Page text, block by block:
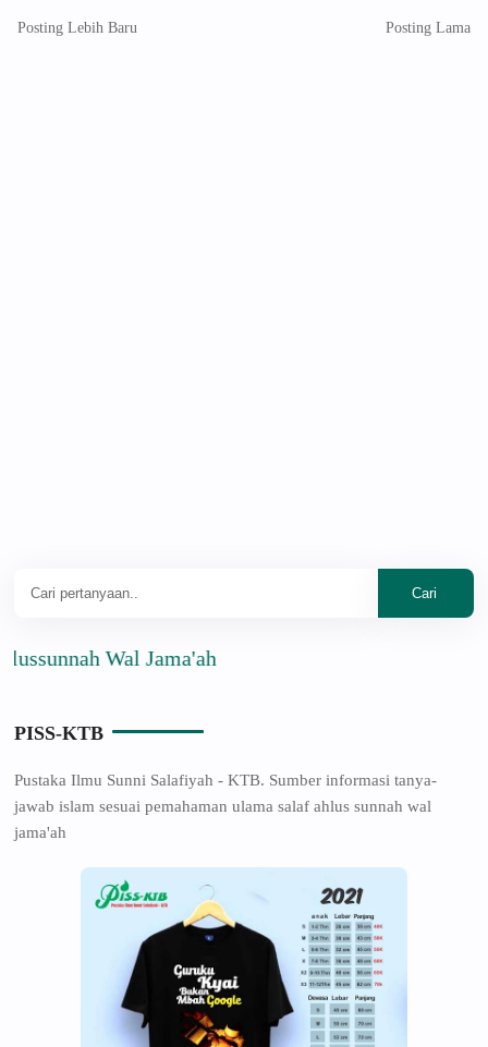
Posting Lebih Baru Posting Lama
Wal Jama'ah
PISS-KTB
Pustaka Ilmu Sunni Salafiyah - KTB. Sumber informasi tanya-
jawab islam sesuai pemahaman ulama salaf ahlus sunnah wal
jama'ah